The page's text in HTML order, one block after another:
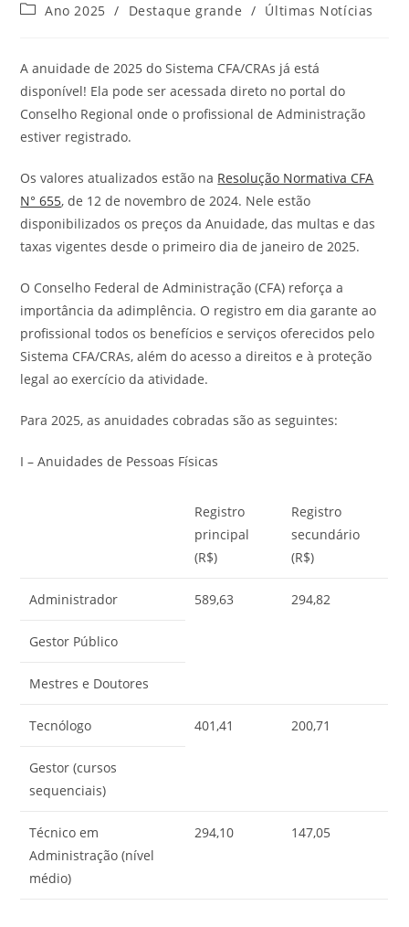
Ano 2025 / Destaque grande / Últimas Notícias
A anuidade de 2025 do Sistema CFA/CRAs já está
disponível! Ela pode ser acessada direto no portal do
Conselho Regional onde o profissional de Administração
estiver registrado.
Os valores atualizados estão na Resolução Normativa CFA
N° 655, de 12 de novembro de 2024. Nele estão
disponibilizados os preços da Anuidade, das multas e das
taxas vigentes desde o primeiro dia de janeiro de 2025.
O Conselho Federal de Administração (CFA) reforça a
importância da adimplência. O registro em dia garante ao
profissional todos os benefícios e serviços oferecidos pelo
Sistema CFA/CRAs, além do acesso a direitos e à proteção
legal ao exercício da atividade.
Para 2025, as anuidades cobradas são as seguintes:
I – Anuidades de Pessoas Físicas
Registro
principal
(R$)
Registro
secundário
(R$)
Administrador 589,63 294,82
Gestor Público
Mestres e Doutores
Tecnólogo 401,41 200,71
Gestor (cursos
sequenciais)
Técnico em
Administração (nível
médio)
294,10 147,05